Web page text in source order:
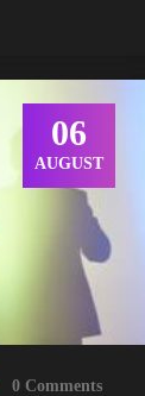
06
AUGUST
0 Comments